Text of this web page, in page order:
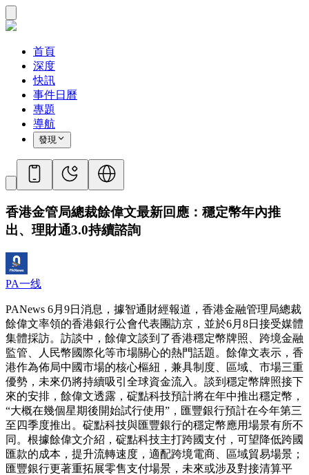
首頁
深度
快訊
事件日曆
專題
導航
發現
香港金管局總裁餘偉文最新回應：穩定幣年內推
出、理財通3.0持續諮詢
PA一线
PANews 6月9日消息，據智通財經報道，香港金融管理局總裁
餘偉文率領的香港銀行公會代表團訪京，並於6月8日接受媒體
集體採訪。訪談中，餘偉文談到了香港穩定幣牌照、跨境金融
監管、人民幣國際化等市場關心的熱門話題。餘偉文表示，香
港作為佈局中國市場的核心樞紐，兼具制度、區域、市場三重
優勢，未來仍將持續吸引全球資金流入。談到穩定幣牌照接下
來的安排，餘偉文透露，碇點科技預計將在年中推出穩定幣，
“大概在幾個星期後開始試行使用”，匯豐銀行預計在今年第三
至四季度推出。碇點科技與匯豐銀行的穩定幣應用場景有所不
同。根據餘偉文介紹，碇點科技主打跨國支付，可望降低跨國
匯款的成本，提升流轉速度，適配跨境電商、區域貿易場景；
匯豐銀行更著重拓展零售支付場景，未來或涉及對接清算平